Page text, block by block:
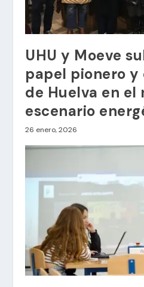
UHU y Moeve
papel pionero
de Huelva en el
escenario
26 enero, 2026